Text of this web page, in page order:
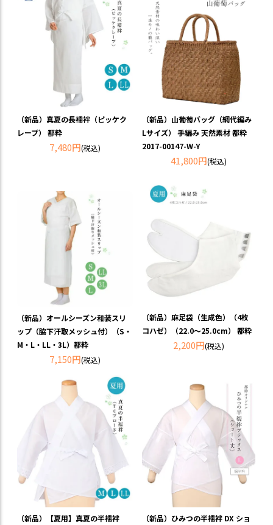
（新品）真夏の長襦袢（ピッケク
レープ） 都粋
7,480円(税込)
（新品）山葡萄バッグ（網代編み
Lサイズ） 手編み 天然素材 都粋
2017-00147-W-Y
41,800円(税込)
（新品）オールシーズン和装スリ
ップ（脇下汗取メッシュ付）（S・
M・L・LL・3L）都粋
7,150円(税込)
（新品）麻足袋（生成色）（4枚
コハゼ）（22.0～25.0cm） 都粋
2,200円(税込)
（新品）【夏用】真夏の半襦袢
（新品）ひみつの半襦袢 DX ショ